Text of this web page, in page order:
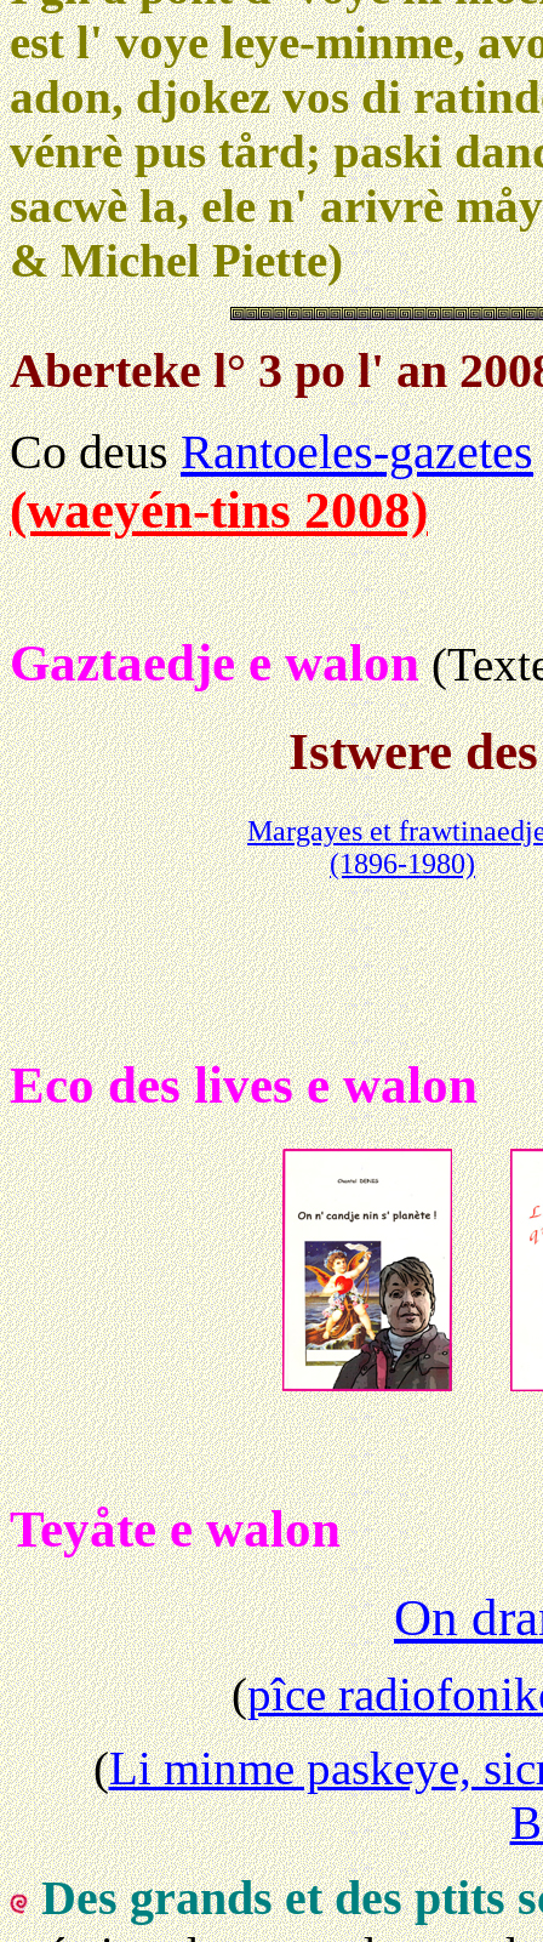
est l' voye leye-minme,
adon, djokez vos di
vénrè pus tård; paski
sacwè la, ele n' arivrè
& Michel Piette)
Aberteke l° 3 po l' an
Co deusRantoeles-gazetes
(waeyén-tins 2008)
Gaztaedje e walon
Istwere
Margayes et
(1896-1980)
Eco des lives e walon
Teyåte e walon
On
(pîce
(Li minme paskeye,
Des grands et des ptits